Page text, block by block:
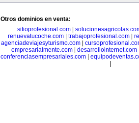
Otros dominios en venta:
sitioprofesional.com
renuevatucoche.com
trabajoprofesional.com
agenciadeviajesyturismo.com
empresarialmente.com
desarrollointernet.com
conferenciasempresariales.com